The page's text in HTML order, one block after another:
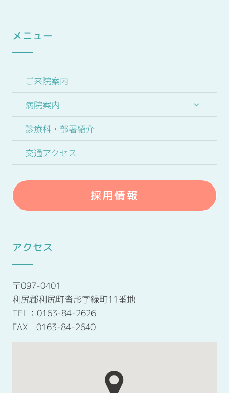
アクセス
〒097-0401
利尻郡利尻町沓形字緑町11番地
TEL： 0163-84-2626
FAX：0163-84-2640
メニュー
ご来院案内
病院案内
診療科・部署紹介
交通アクセス
採用情報